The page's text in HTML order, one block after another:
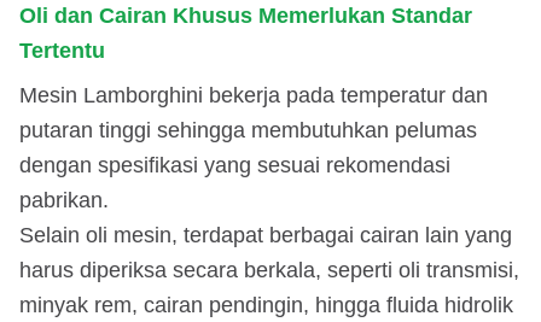
Oli dan Cairan Khusus Memerlukan Standar
Tertentu
Mesin Lamborghini bekerja pada temperatur dan
putaran tinggi sehingga membutuhkan pelumas
dengan spesifikasi yang sesuai rekomendasi
pabrikan.
Selain oli mesin, terdapat berbagai cairan lain yang
harus diperiksa secara berkala, seperti oli transmisi,
minyak rem, cairan pendingin, hingga fluida hidrolik